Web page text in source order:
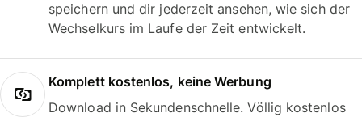
speichern und dir jederzeit ansehen, wie sich der
Wechselkurs im Laufe der Zeit entwickelt.
Komplett kostenlos, keine Werbung
Download in Sekundenschnelle. Völlig kostenlos